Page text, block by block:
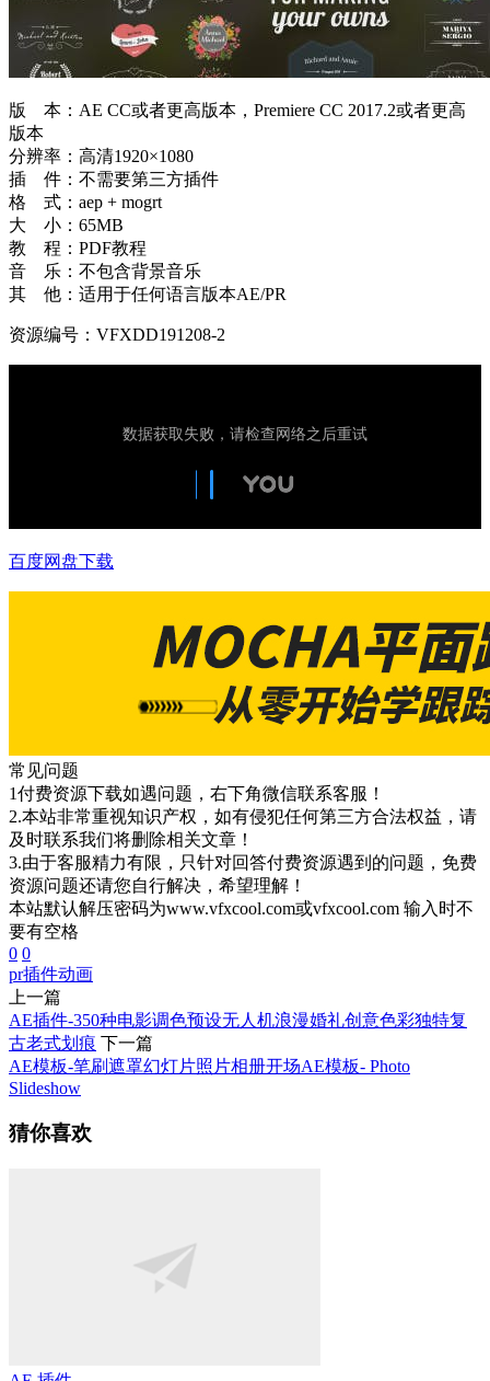
版 本：AE CC或者更高版本，Premiere CC 2017.2或者更高
版本
分辨率：高清1920×1080
插 件：不需要第三方插件
格 式：aep + mogrt
大 小：65MB
教 程：PDF教程
音 乐：不包含背景音乐
其 他：适用于任何语言版本AE/PR
资源编号：VFXDD191208-2
百度网盘下载
常见问题
1付费资源下载如遇问题，右下角微信联系客服！
2.本站非常重视知识产权，如有侵犯任何第三方合法权益，请
及时联系我们将删除相关文章！
3.由于客服精力有限，只针对回答付费资源遇到的问题，免费
资源问题还请您自行解决，希望理解！
本站默认解压密码为www.vfxcool.com或vfxcool.com 输入时不
要有空格
0 0
pr插件动画
上一篇
AE插件-350种电影调色预设无人机浪漫婚礼创意色彩独特复
古老式划痕 下一篇
AE模板-笔刷遮罩幻灯片照片相册开场AE模板- Photo
Slideshow
猜你喜欢